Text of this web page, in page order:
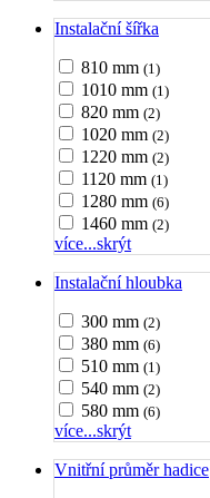
Instalační šířka
810 mm (1)
1010 mm (1)
820 mm (2)
1020 mm (2)
1220 mm (2)
1120 mm (1)
1280 mm (6)
1460 mm (2)
více...skrýt
Instalační hloubka
300 mm (2)
380 mm (6)
510 mm (1)
540 mm (2)
580 mm (6)
více...skrýt
Vnitřní průměr hadice